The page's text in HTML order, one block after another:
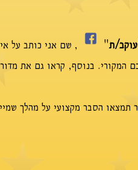
עוקב/ת"
, שם אני כותב על
המקורי. בנוסף, קראו גם את מדור
תמצאו הסבר מקצועי על מהלך